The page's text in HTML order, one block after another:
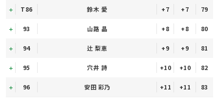
T86 鈴木 愛 +7 +7 79
93 山路 晶 +8 +8 80
94 辻 梨恵 +9 +9 81
95 穴井 詩 +10 +10 82
96 安田 彩乃 +11 +11 83